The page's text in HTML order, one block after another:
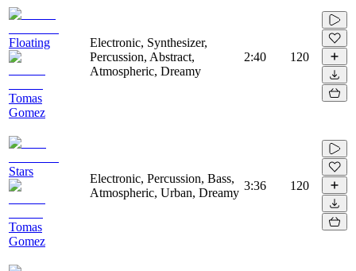
Floating
Tomas
Gomez
Electronic, Synthesizer,
Percussion, Abstract,
Atmospheric, Dreamy
2:40 120
Stars
Tomas
Gomez
Electronic, Percussion, Bass,
Atmospheric, Urban, Dreamy
3:36 120